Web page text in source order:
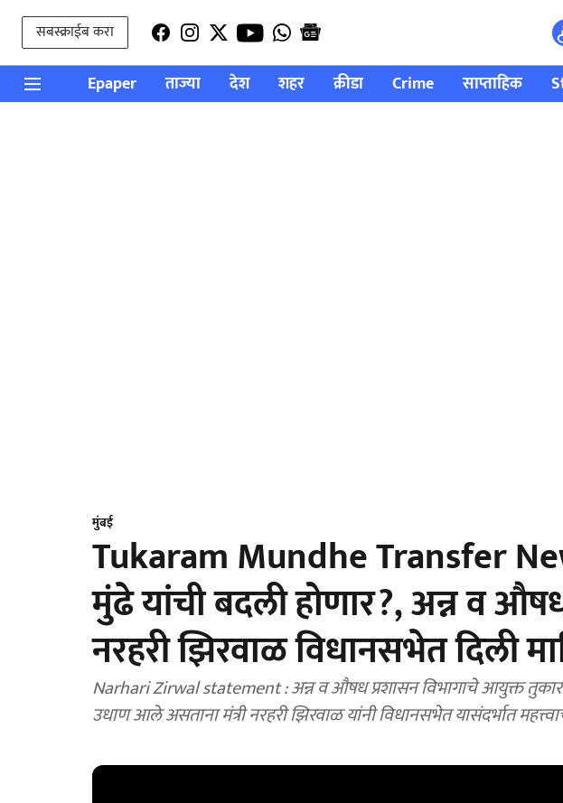
सबस्क्राईब करा
Epaper ताज्या देश शहर क्रीडा Crime साप्ताहिक
मुंबई
Tukaram Mundhe Transfer
मुंढे यांची बदली होणार?, अन्न व औषध
नरहरी झिरवाळ विधानसभेत दिली
Narhari Zirwal statement : अन्न व औषध प्रशासन विभागाचे आयुक्त
उधाण आले असताना मंत्री नरहरी झिरवाळ यांनी विधानसभेत यासंदर्भात